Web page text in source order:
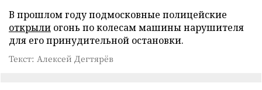
В прошлом году подмосковные полицейские
открыли огонь по колесам машины нарушителя
для его принудительной остановки.
Текст: Алексей Дегтярёв